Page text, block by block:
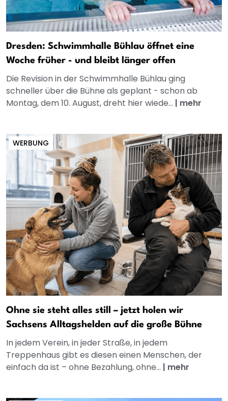
Dresden: Schwimmhalle Bühlau öffnet eine
Woche früher - und bleibt länger offen
Die Revision in der Schwimmhalle Bühlau ging
schneller über die Bühne als geplant - schon ab
Montag, dem 10. August, dreht hier wiede... | mehr
WERBUNG
Ohne sie steht alles still – jetzt holen wir
Sachsens Alltagshelden auf die große Bühne
In jedem Verein, in jeder Straße, in jedem
Treppenhaus gibt es diesen einen Menschen, der
einfach da ist – ohne Bezahlung, ohne... | mehr